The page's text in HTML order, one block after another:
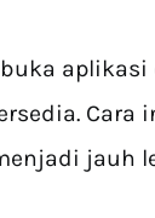
aplikasi
Cara
jauh